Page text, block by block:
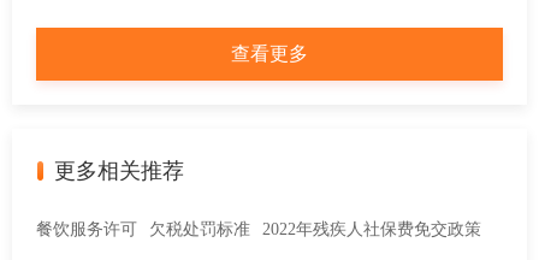
购置税的设有固定装置的非运输专用作业车辆目录〉（第十七
查看更多
更多相关推荐
餐饮服务许可 欠税处罚标准 2022年残疾人社保费免交政策